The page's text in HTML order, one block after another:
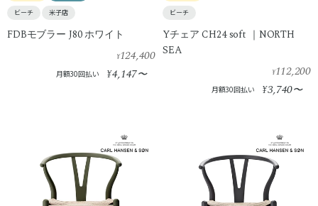
ビーチ
米子店
FDBモブラー J80 ホワイト
¥124,400
月額30回払い ¥4,147〜
ビーチ
Yチェア CH24 soft ｜NORTH
SEA
¥112,200
月額30回払い ¥3,740〜